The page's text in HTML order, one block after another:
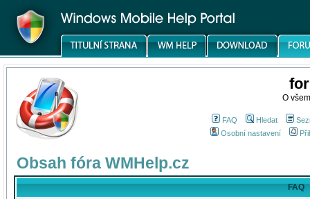
O
FAQ Hledat
Osobní nastavení
Obsah fóra WMHelp.cz
FAQ